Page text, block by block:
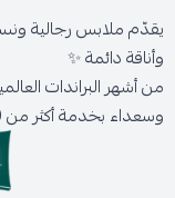
يقدّم ملابس رجالية
وأناقة دائمة ✨
من أشهر البراندات
وسعداء بخدمة أكثر من 300,000 عميل حول المملكة.